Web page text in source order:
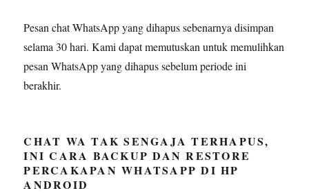
Pesan chat WhatsApp yang dihapus sebenarnya disimpan
selama 30 hari. Kami dapat memutuskan untuk memulihkan
pesan WhatsApp yang dihapus sebelum periode ini
berakhir.
CHAT WA TAK SENGAJA TERHAPUS,
INI CARA BACKUP DAN RESTORE
PERCAKAPAN WHATSAPP DI HP
ANDROID